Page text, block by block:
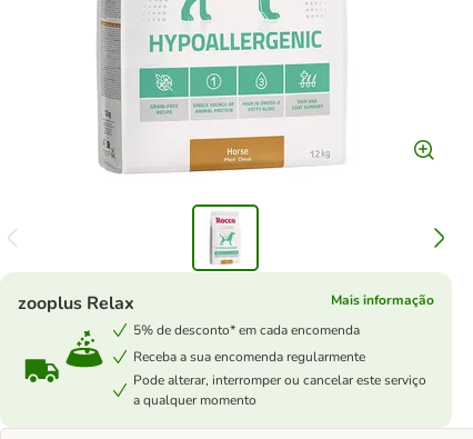
zooplus Relax
Mais informação
5% de desconto* em cada encomenda
Receba a sua encomenda regularmente
Pode alterar, interromper ou cancelar este serviço
a qualquer momento